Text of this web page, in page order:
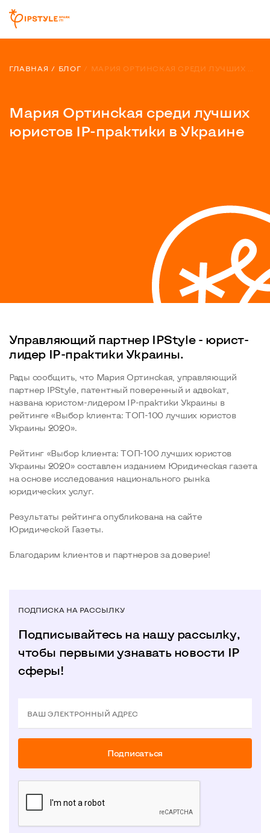
ГЛАВНАЯ БЛОГ
Мария Ортинская среди лучших
юристов IP-практики в Украине
Управляющий партнер IPStyle - юрист-
лидер IP-практики Украины.
Рады сообщить, что Мария Ортинская, управляющий
партнер IPStyle, патентный поверенный и адвокат,
названа юристом-лидером IP-практики Украины в
рейтинге «Выбор клиента: ТОП-100 лучших юристов
Украины 2020».
Рейтинг «Выбор клиента: ТОП-100 лучших юристов
Украины 2020» составлен изданием Юридическая газета
на основе исследования национального рынка
юридических услуг.
Результаты рейтинга опубликована на сайте
Юридической Газеты.
Благодарим клиентов и партнеров за доверие!
ПОДПИСКА НА РАССЫЛКУ
Подписывайтесь на нашу рассылку,
чтобы первыми узнавать новости IP
сферы!
ВАШ ЭЛЕКТРОННЫЙ АДРЕС
Подписаться